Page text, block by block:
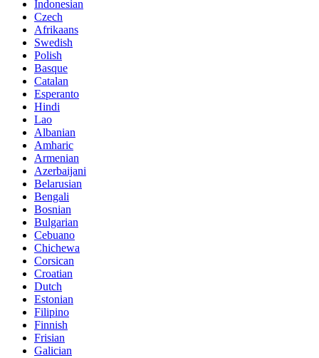
Indonesian
Czech
Afrikaans
Swedish
Polish
Basque
Catalan
Esperanto
Hindi
Lao
Albanian
Amharic
Armenian
Azerbaijani
Belarusian
Bengali
Bosnian
Bulgarian
Cebuano
Chichewa
Corsican
Croatian
Dutch
Estonian
Filipino
Finnish
Frisian
Galician